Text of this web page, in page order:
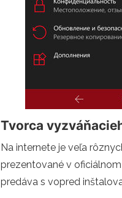
Tvorca
Na internete je veľa
prezentované v
predáva s vopred